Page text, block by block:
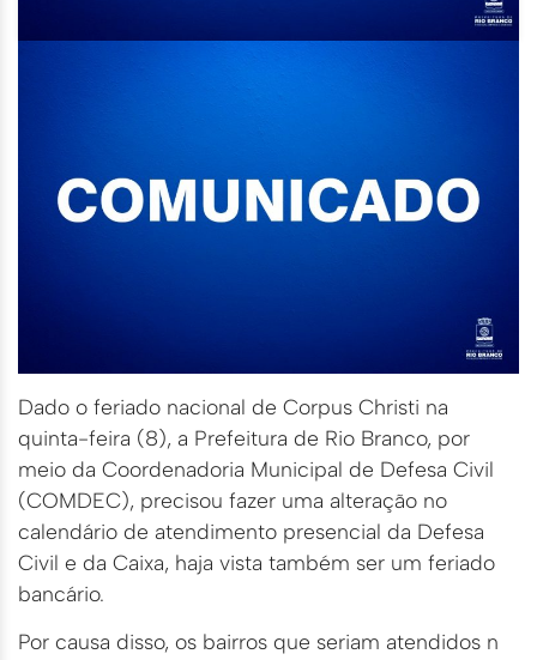
Dado o feriado nacional de Corpus Christi na
quinta-feira (8), a Prefeitura de Rio Branco, por
meio da Coordenadoria Municipal de Defesa Civil
(COMDEC), precisou fazer uma alteração no
calendário de atendimento presencial da Defesa
Civil e da Caixa, haja vista também ser um feriado
bancário.
Por causa disso, os bairros que seriam atendidos n